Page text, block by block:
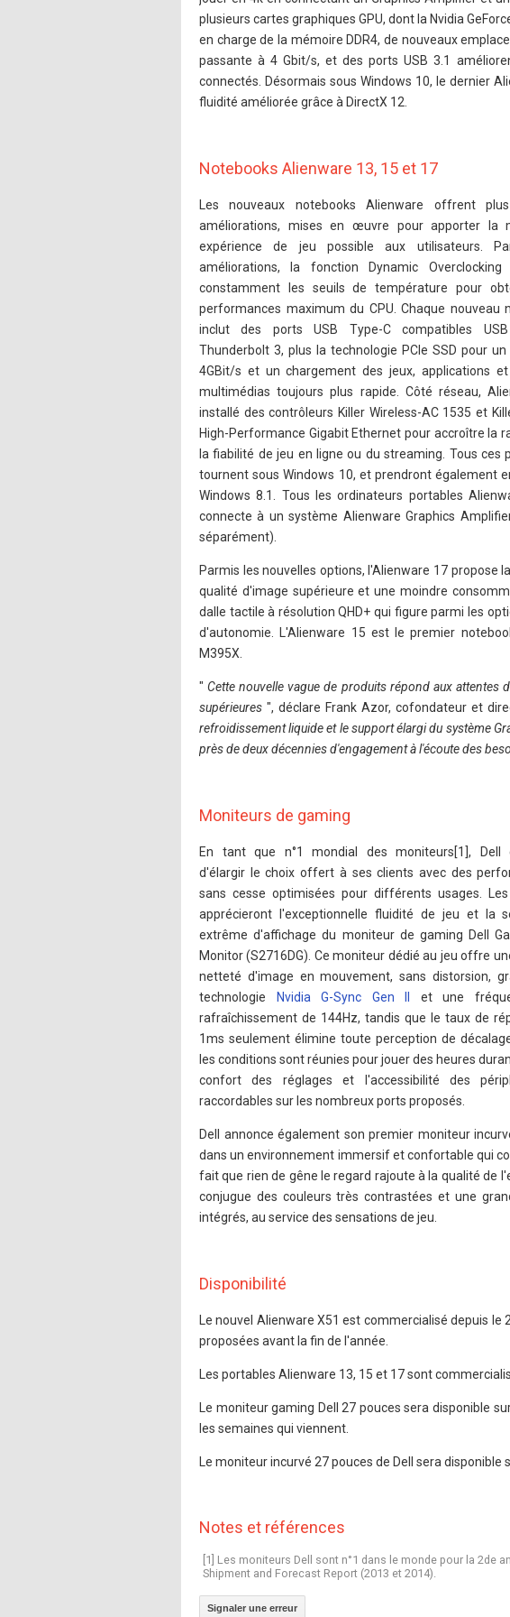
plusieurs cartes graphiques GPU, dont la Nvidia
en charge de la mémoire DDR4, de nouveaux
passante à 4 Gbit/s, et des ports USB 3.1
connectés. Désormais sous Windows 10, le dernier
fluidité améliorée grâce à DirectX 12.
Notebooks Alienware 13, 15 et 17
Les nouveaux notebooks Alienware offrent
améliorations, mises en œuvre pour apporter la
expérience de jeu possible aux utilisateurs.
améliorations, la fonction Dynamic Overclocking
constamment les seuils de température pour
performances maximum du CPU. Chaque nouveau
inclut des ports USB Type-C compatibles
Thunderbolt 3, plus la technologie PCIe SSD pour
4GBit/s et un chargement des jeux, applications et
multimédias toujours plus rapide. Côté réseau,
installé des contrôleurs Killer Wireless-AC 1535 et
High-Performance Gigabit Ethernet pour accroître la
la fiabilité de jeu en ligne ou du streaming. Tous ces
tournent sous Windows 10, et prendront également
Windows 8.1. Tous les ordinateurs portables
connecte à un système Alienware Graphics
séparément).
Parmis les nouvelles options, l'Alienware 17 propose
qualité d'image supérieure et une moindre
dalle tactile à résolution QHD+ qui figure parmi les
d'autonomie. L'Alienware 15 est le premier
M395X.
" Cette nouvelle vague de produits répond aux
supérieures", déclare Frank Azor, cofondateur et
refroidissement liquide et le support élargi du système
près de deux décennies d'engagement à l'écoute des
Moniteurs de gaming
En tant que n°1 mondial des moniteurs[1], Dell
d'élargir le choix offert à ses clients avec des
sans cesse optimisées pour différents usages.
apprécieront l'exceptionnelle fluidité de jeu et la
extrême d'affichage du moniteur de gaming Dell
Monitor (S2716DG). Ce moniteur dédié au jeu offre
netteté d'image en mouvement, sans distorsion,
technologie
Nvidia G-Sync Gen II
et une
rafraîchissement de 144Hz, tandis que le taux de
1ms seulement élimine toute perception de
les conditions sont réunies pour jouer des heures
confort des réglages et l'accessibilité des
raccordables sur les nombreux ports proposés.
Dell annonce également son premier moniteur
dans un environnement immersif et confortable qui
fait que rien de gêne le regard rajoute à la qualité de
conjugue des couleurs très contrastées et une
intégrés, au service des sensations de jeu.
Disponibilité
Le nouvel Alienware X51 est commercialisé depuis
proposées avant la fin de l'année.
Les portables Alienware 13, 15 et 17 sont
Le moniteur gaming Dell 27 pouces sera disponible
les semaines qui viennent.
Le moniteur incurvé 27 pouces de Dell sera disponible
Notes et références
[1] Les moniteurs Dell sont n°1 dans le monde pour la 2de
Shipment and Forecast Report (2013 et 2014).
Signaler une erreur